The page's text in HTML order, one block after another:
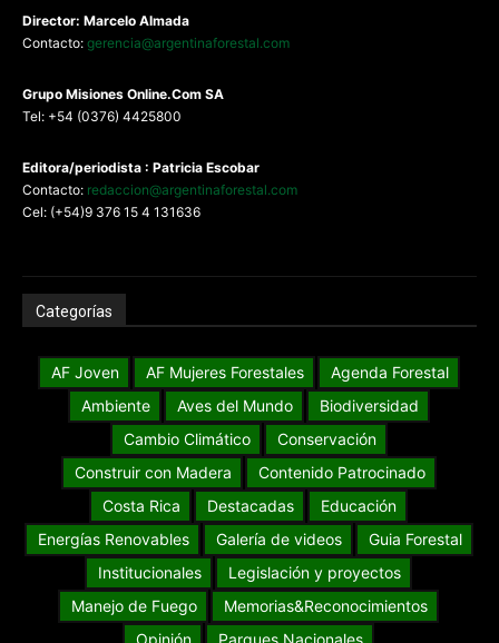
Director: Marcelo Almada
Contacto: gerencia@argentinaforestal.com
Grupo Misiones Online.Com SA
Tel: +54 (0376) 4425800
Editora/periodista : Patricia Escobar
Contacto: redaccion@argentinaforestal.com
Cel: (+54)9 376 15 4 131636
Categorías
AF Joven AF Mujeres Forestales
Agenda Forestal
Ambiente
Aves del Mundo
Biodiversidad
Cambio Climático
Conservación
Construir con Madera
Contenido Patrocinado
Costa Rica
Destacadas
Educación
Energías Renovables
Galería de videos
Guia Forestal
Institucionales
Legislación y proyectos
Manejo de Fuego
Memorias&Reconocimientos
Opinión
Parques Nacionales